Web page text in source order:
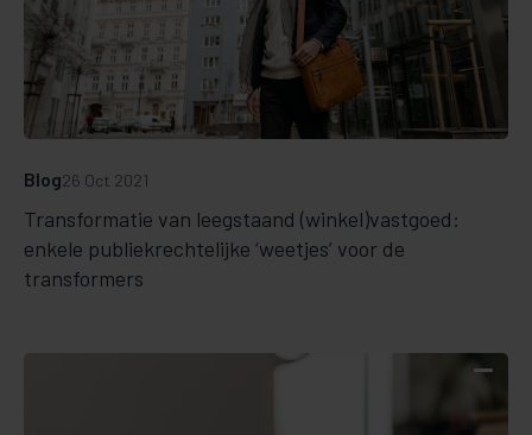
Transformatie van leegstaand (winkel)vastgoed:
enkele publiekrechtelijke ‘weetjes’ voor de
transformers
Blog26 Oct 2021